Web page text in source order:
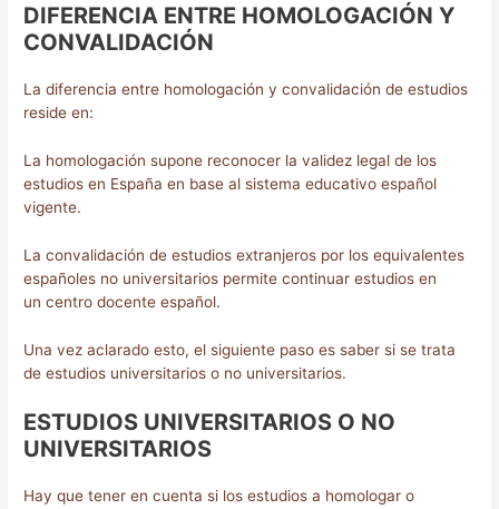
DIFERENCIA ENTRE HOMOLOGACIÓN Y
CONVALIDACIÓN
La diferencia entre homologación y convalidación de estudios
reside en:
La homologación supone reconocer la validez legal de los
estudios en España en base al sistema educativo español
vigente.
La convalidación de estudios extranjeros por los equivalentes
españoles no universitarios permite continuar estudios en
un centro docente español.
Una vez aclarado esto, el siguiente paso es saber si se trata
de estudios universitarios o no universitarios.
ESTUDIOS UNIVERSITARIOS O NO
UNIVERSITARIOS
Hay que tener en cuenta si los estudios a homologar o